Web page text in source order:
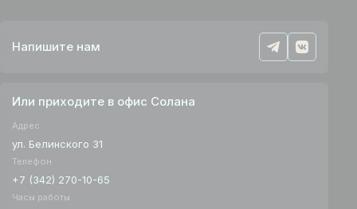
Напишите нам
Или приходите в офис Солана
Адрес
ул. Белинского 31
Телефон
+7 (342) 270-10-65
Часы работы